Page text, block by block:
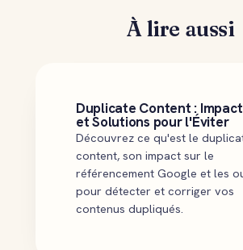
À lire aussi
Duplicate Content : Impact
et Solutions pour l'Éviter
Découvrez ce qu'est le
content, son impact sur le
référencement Google et les
pour détecter et corriger vos
contenus dupliqués.